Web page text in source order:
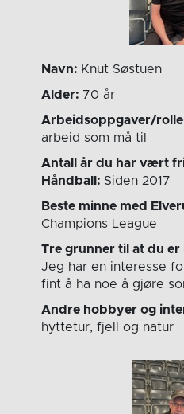
Navn: Knut Søstuen
Alder: 70 år
Arbeidsoppgaver/
arbeid som må til
Antall år du har vært
Håndball: Siden 2017
Beste minne med
Champions League
Tre grunner til at du
Jeg har en interesse
fint å ha noe å gjøre
Andre hobbyer og
hyttetur, fjell og natur